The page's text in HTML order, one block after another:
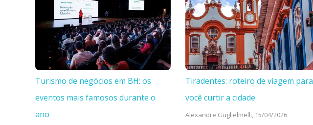
Turismo de negócios em BH: os
eventos mais famosos durante o
ano
Tiradentes: roteiro de viagem para
você curtir a cidade
Alexandre Guglielmelli, 15/04/2026